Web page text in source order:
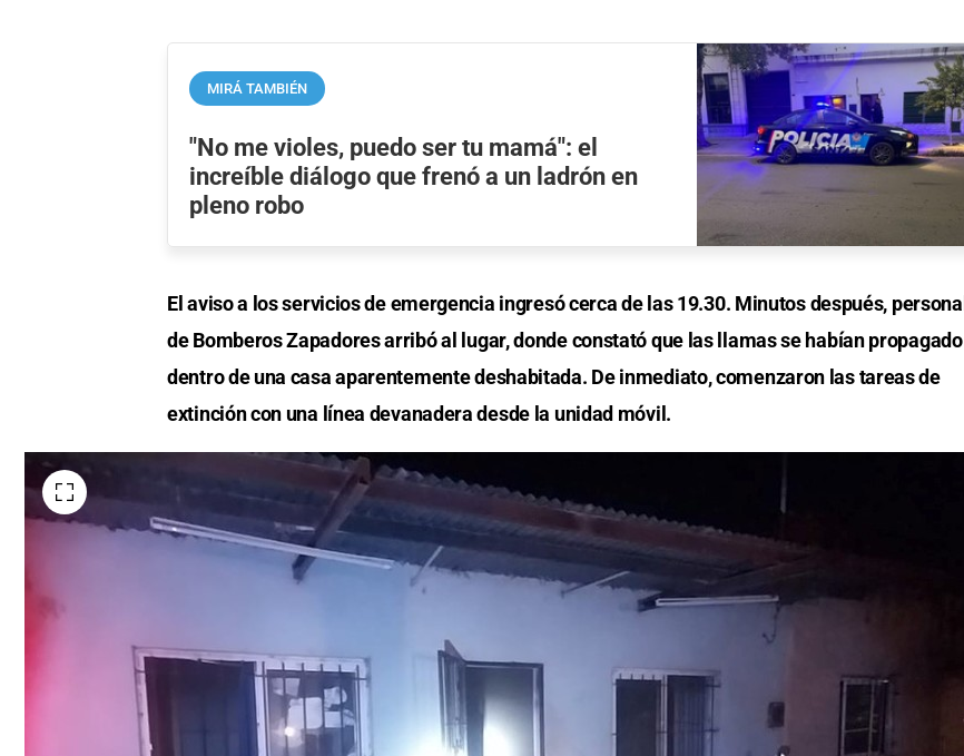
MIRÁ TAMBIÉN
"No me violes, puedo ser tu mamá": el
increíble diálogo que frenó a un ladrón en
pleno robo
El aviso a los servicios de emergencia ingresó cerca de las 19.30. Minutos después, personal
de Bomberos Zapadores arribó al lugar, donde constató que las llamas se habían propagado
dentro de una casa aparentemente deshabitada. De inmediato, comenzaron las tareas de
extinción con una línea devanadera desde la unidad móvil.